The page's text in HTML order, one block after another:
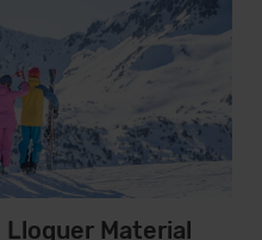
Material